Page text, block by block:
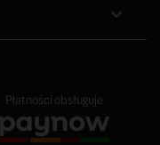

Płatności obsługuje